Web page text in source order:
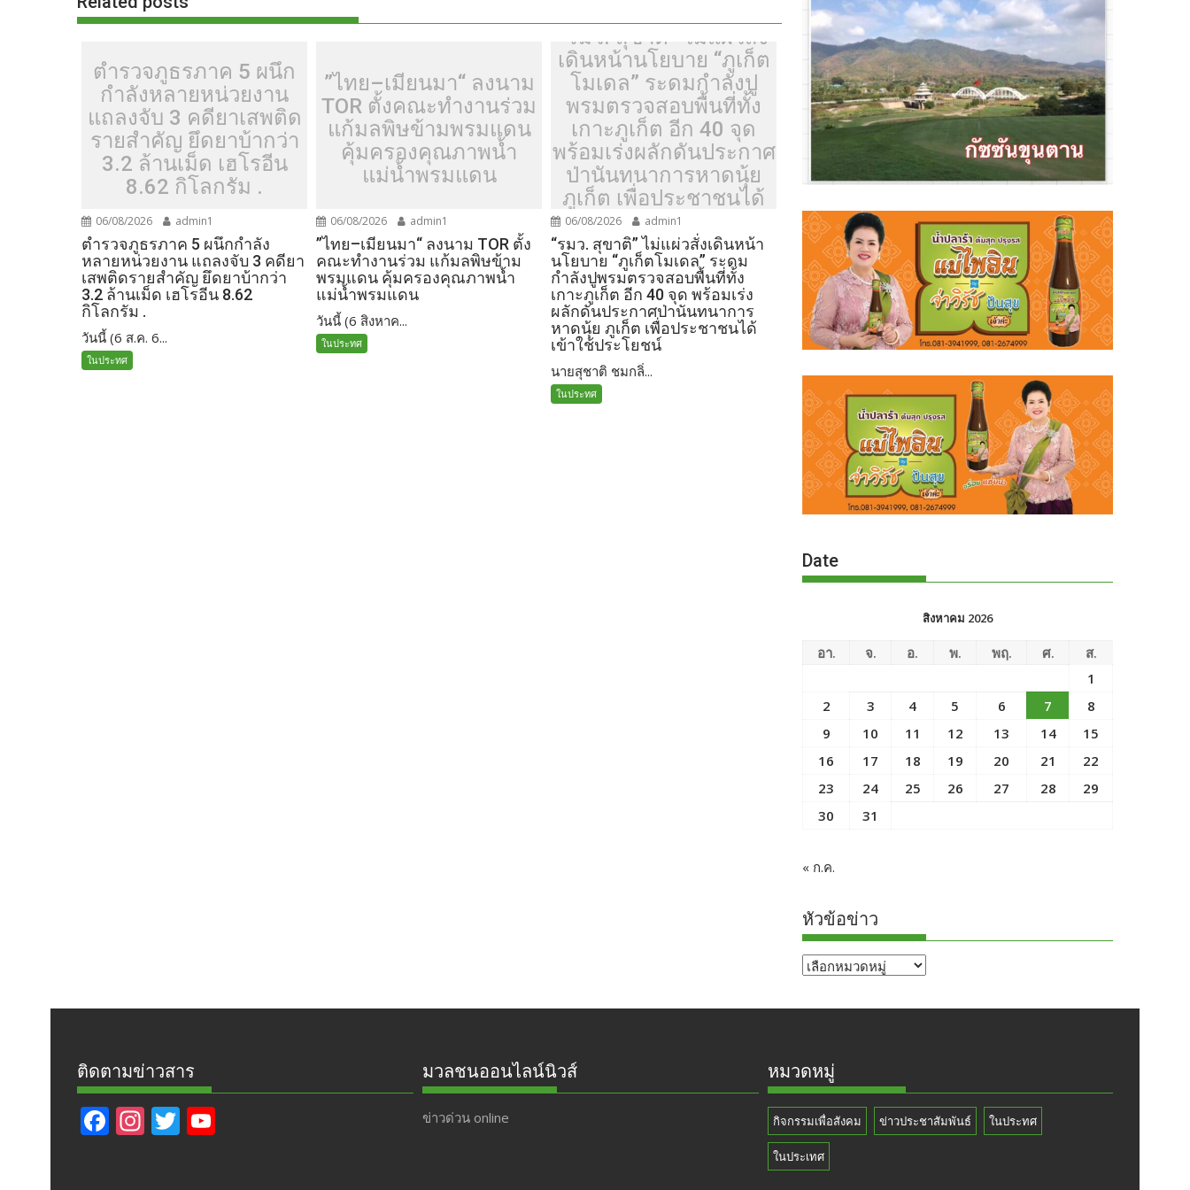
k k
ตำรวจภูธรภาค 5 ผนึก
กำลังหลายหน่วยงาน
แถลงจับ 3 คดียาเสพติด
รายสำคัญ ยึดยาบ้ากว่า
3.2 ล้านเม็ด เฮโรอีน
8.62 กิโลกรัม .
06/08/2026 admin1
ตำรวจภูธรภาค 5 ผนึกกำลัง
หลายหน่วยงาน แถลงจับ 3 คดียา
เสพติดรายสำคัญ ยึดยาบ้ากว่า
3.2 ล้านเม็ด เฮโรอีน 8.62
กิโลกรัม .
วันนี้ (6 ส.ค. 6...
ในประทศ
”ไทย–เมียนมา“ ลงนาม
TOR ตั้งคณะทำงานร่วม
แก้มลพิษข้ามพรมแดน
คุ้มครองคุณภาพน้ำ
แม่น้ำพรมแดน
06/08/2026 admin1
”ไทย–เมียนมา“ ลงนาม TOR ตั้ง
คณะทำงานร่วม แก้มลพิษข้าม
พรมแดน คุ้มครองคุณภาพน้ำ
แม่น้ำพรมแดน
วันนี้ (6 สิงหาค...
ในประทศ
“รมว. สุขาติ” ไม่แผ่วสั่ง
เดินหน้านโยบาย “ภูเก็ต
โมเดล” ระดมกำลังปู
พรมตรวจสอบพื้นที่ทั้ง
เกาะภูเก็ต อีก 40 จุด
พร้อมเร่งผลักดันประกาศ
ป่านันทนาการหาดนุ้ย
ภูเก็ต เพื่อประชาชนได้
เข้าใช้ประโยชน์
06/08/2026 admin1
“รมว. สุขาติ” ไม่แผ่วสั่งเดินหน้า
นโยบาย “ภูเก็ตโมเดล” ระดม
กำลังปูพรมตรวจสอบพื้นที่ทั้ง
เกาะภูเก็ต อีก 40 จุด พร้อมเร่ง
ผลักดันประกาศป่านันทนาการ
หาดนุ้ย ภูเก็ต เพื่อประชาชนได้
เข้าใช้ประโยชน์
นายสุชาติ ชมกลิ่...
ในประทศ
Date
สิงหาคม 2026
อา. จ. อ. พ. พฤ. ศ.
ส.
1
2
3 4 5 6 7
8
9
10 11 12 13 14
15
16
17 18 19 20 21
22
23
24 25 26 27 28
29
30
31
« ก.ค.
หัวข้อข่าว
หัวข้อ
ติดตามข่าวสาร
F In T
มวลชนออนไลน์นิวส์
ข่าวด่วน online
หมวดหมู่
กิจกรรมเพื่อสังคม ข่าวประชาสัมพันธ์ ในประทศ
ในประเทศ